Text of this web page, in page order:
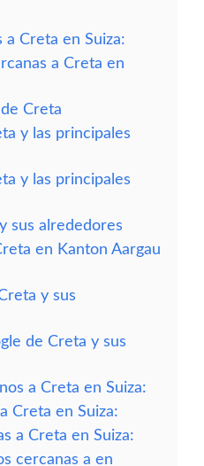
a Creta en Suiza:
a Creta en
Creta
y las principales
y las principales
sus alrededores
en Kanton Aargau
y sus
de Creta y sus
a Creta en Suiza:
Creta en Suiza:
a Creta en Suiza:
cercanas a en